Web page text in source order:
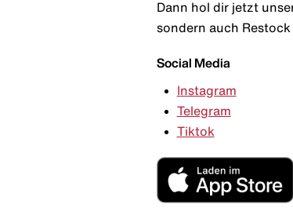
Dann hol dir jetzt
sondern auch
Social Media
Instagram
Telegram
Tiktok